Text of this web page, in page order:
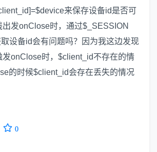
来保存设备id是否可
发onClose时，通过$_SESSION
设备id会有问题吗？因为我这边发现
发onClose时，$client_id不存在的情
的时候$client_id会存在丢失的情况
0